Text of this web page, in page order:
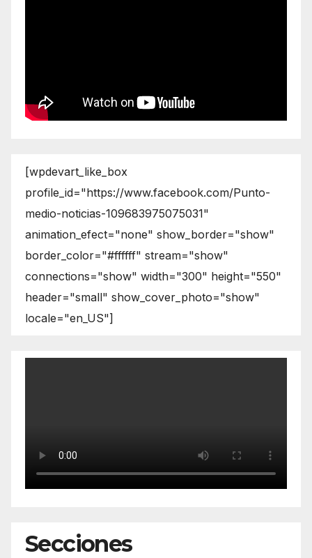
[wpdevart_like_box
profile_id="https://www.facebook.com/Punto-
medio-noticias-109683975075031"
animation_efect="none" show_border="show"
border_color="#ffffff" stream="show"
connections="show" width="300" height="550"
header="small" show_cover_photo="show"
locale="en_US"]
Secciones